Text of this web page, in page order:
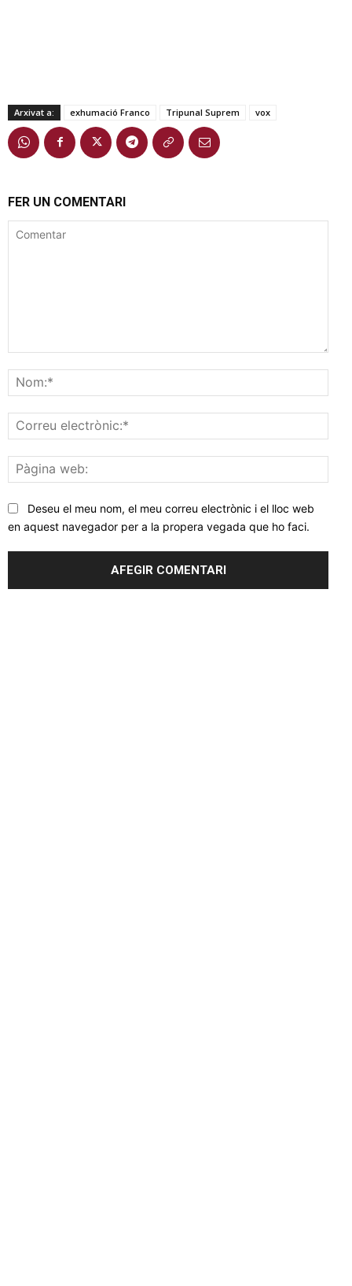
Arxivat a: exhumació Franco Tripunal Suprem vox
FER UN COMENTARI
web:
Deseu el meu nom, el meu correu electrònic i el lloc web
en aquest navegador per a la propera vegada que ho faci.